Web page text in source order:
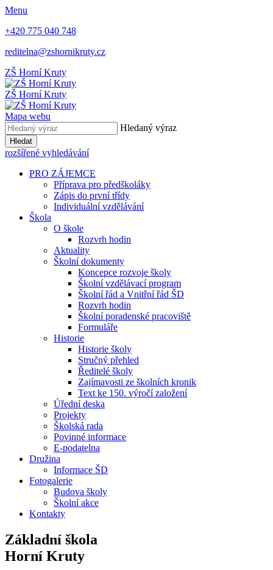
Menu
+420 775 040 748
reditelna@zshornikruty.cz
ZŠ Horní Kruty
ZŠ Horní Kruty
Mapa webu
Hledaný výraz
Hledat
rozšířené vyhledávání
PRO ZÁJEMCE
Příprava pro předškoláky
Zápis do první třídy
Individuální vzdělávání
Škola
O škole
Rozvrh hodin
Aktuality
Školní dokumenty
Koncepce rozvoje školy
Školní vzdělávací program
Školní řád a Vnitřní řád ŠD
Rozvrh hodin
Školní poradenské pracoviště
Formuláře
Historie
Historie školy
Stručný přehled
Ředitelé školy
Zajímavosti ze školních kronik
Text ke 150. výročí založení
Úřední deska
Projekty
Školská rada
Povinné informace
E-podatelna
Družina
Informace ŠD
Fotogalerie
Budova školy
Školní akce
Kontakty
Základní škola
Horní Kruty